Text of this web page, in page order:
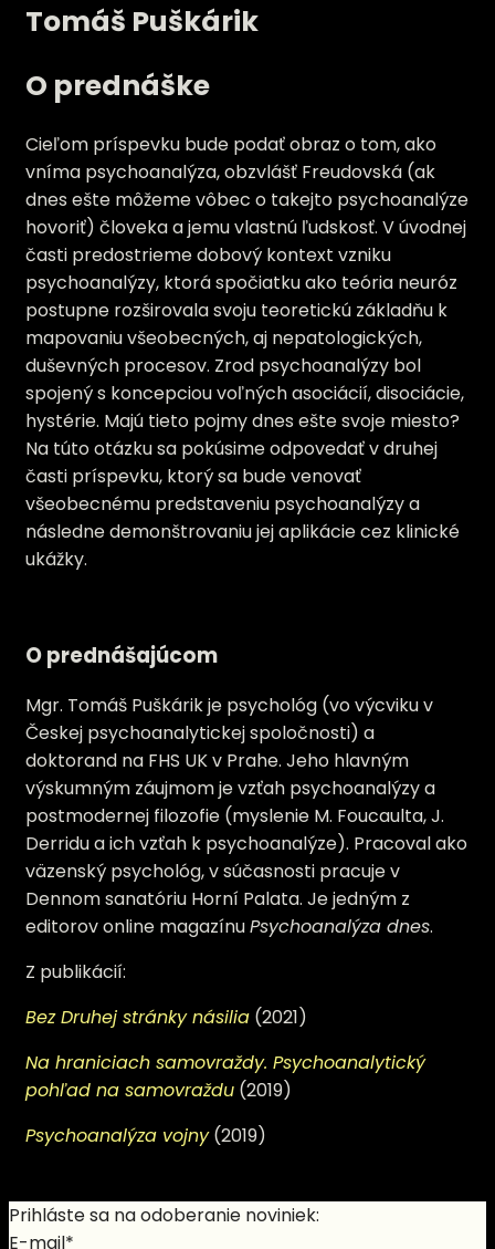
Tomáš Puškárik
O prednáške
Cieľom príspevku bude podať obraz o tom, ako
vníma psychoanalýza, obzvlášť Freudovská (ak
dnes ešte môžeme vôbec o takejto psychoanalýze
hovoriť) človeka a jemu vlastnú ľudskosť. V úvodnej
časti predostrieme dobový kontext vzniku
psychoanalýzy, ktorá spočiatku ako teória neuróz
postupne rozširovala svoju teoretickú základňu k
mapovaniu všeobecných, aj nepatologických,
duševných procesov. Zrod psychoanalýzy bol
spojený s koncepciou voľných asociácií, disociácie,
hystérie. Majú tieto pojmy dnes ešte svoje miesto?
Na túto otázku sa pokúsime odpovedať v druhej
časti príspevku, ktorý sa bude venovať
všeobecnému predstaveniu psychoanalýzy a
následne demonštrovaniu jej aplikácie cez klinické
ukážky.
O prednášajúcom
Mgr. Tomáš Puškárik je psychológ (vo výcviku v
Českej psychoanalytickej spoločnosti) a
doktorand na FHS UK v Prahe. Jeho hlavným
výskumným záujmom je vzťah psychoanalýzy a
postmodernej filozofie (myslenie M. Foucaulta, J.
Derridu a ich vzťah k psychoanalýze). Pracoval ako
väzenský psychológ, v súčasnosti pracuje v
Dennom sanatóriu Horní Palata. Je jedným z
editorov online magazínuPsychoanalýza dnes.
Z publikácií:
Bez Druhej stránky násilia (2021)
Na hraniciach samovraždy. Psychoanalytický
pohľad na samovraždu (2019)
Psychoanalýza vojny(2019)
Prihláste sa na odoberanie noviniek:
E-mail*